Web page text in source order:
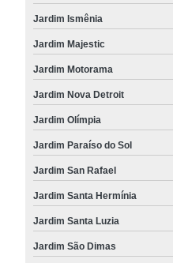
Jardim Ismênia
Jardim Majestic
Jardim Motorama
Jardim Nova Detroit
Jardim Olímpia
Jardim Paraíso do Sol
Jardim San Rafael
Jardim Santa Hermínia
Jardim Santa Luzia
Jardim São Dimas